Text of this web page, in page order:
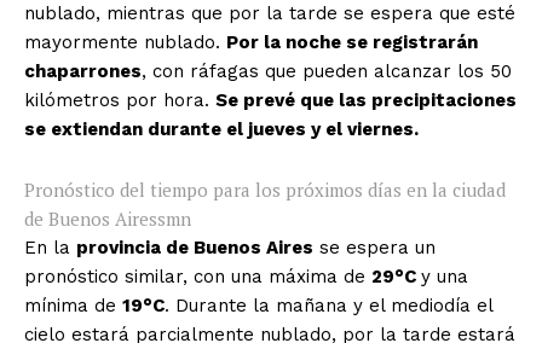
nublado, mientras que por la tarde se espera que esté
mayormente nublado. Por la noche se registrarán
chaparrones, con ráfagas que pueden alcanzar los 50
kilómetros por hora. Se prevé que las precipitaciones
se extiendan durante el jueves y el viernes.
Pronóstico del tiempo para los próximos días en la ciudad
de Buenos Airessmn
En la provincia de Buenos Aires se espera un
pronóstico similar, con una máxima de 29°C y una
mínima de 19°C. Durante la mañana y el mediodía el
cielo estará parcialmente nublado, por la tarde estará